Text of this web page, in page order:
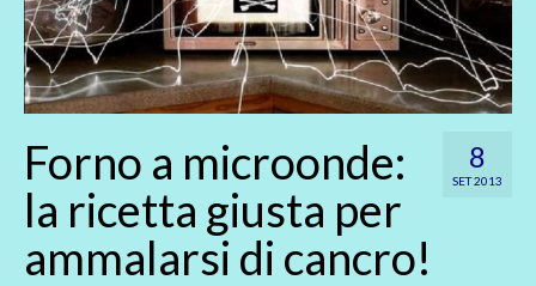
SOSTIENICI
CONTATTI
8
SET 2013
Forno a microonde:
la ricetta giusta per
ammalarsi di cancro!